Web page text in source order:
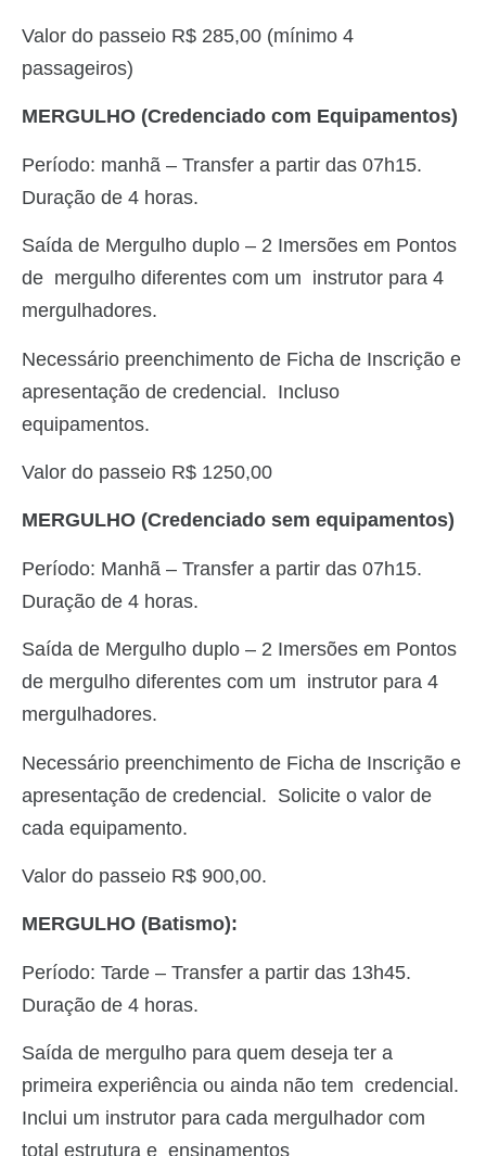
Valor do passeio R$ 285,00 (mínimo 4
passageiros)
MERGULHO (Credenciado com Equipamentos)
Período: manhã – Transfer a partir das 07h15.
Duração de 4 horas.
Saída de Mergulho duplo – 2 Imersões em Pontos
de mergulho diferentes com um instrutor para 4
mergulhadores.
Necessário preenchimento de Ficha de Inscrição e
apresentação de credencial. Incluso
equipamentos.
Valor do passeio R$ 1250,00
MERGULHO (Credenciado sem equipamentos)
Período: Manhã – Transfer a partir das 07h15.
Duração de 4 horas.
Saída de Mergulho duplo – 2 Imersões em Pontos
de mergulho diferentes com um instrutor para 4
mergulhadores.
Necessário preenchimento de Ficha de Inscrição e
apresentação de credencial. Solicite o valor de
cada equipamento.
Valor do passeio R$ 900,00.
MERGULHO (Batismo):
Período: Tarde – Transfer a partir das 13h45.
Duração de 4 horas.
Saída de mergulho para quem deseja ter a
primeira experiência ou ainda não tem credencial.
Inclui um instrutor para cada mergulhador com
total estrutura e ensinamentos